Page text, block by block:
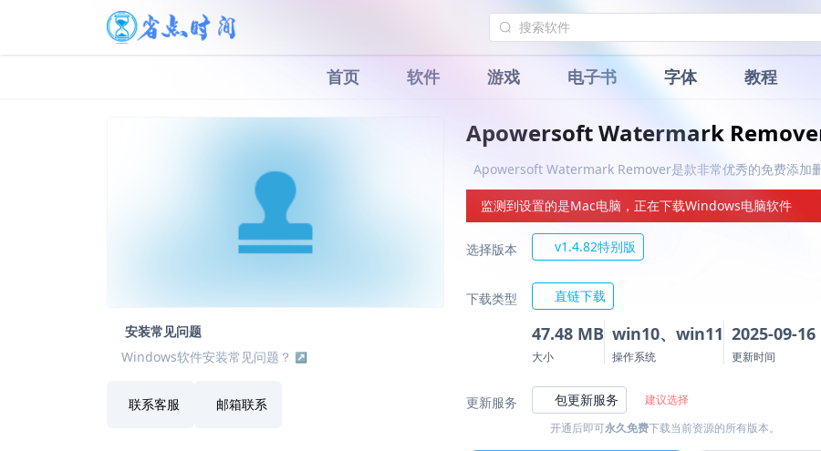
首页 软件 游戏 电子书 字体 教程
安装常见问题
Windows软件安装常见问题？
联系客服 邮箱联系
Apowersoft Watermark
Apowersoft Watermark Remover是款非常优秀的免费添加
监测到设置的是Mac电脑，正在下载Windows电脑软件
选择版本 v1.4.82特别版
下载类型 直链下载
47.48 MB
大小
win10、win11
操作系统
2025-09-16
更新时间
更新服务 包更新服务
建议选择
开通后即可永久免费下载当前资源的所有版本。